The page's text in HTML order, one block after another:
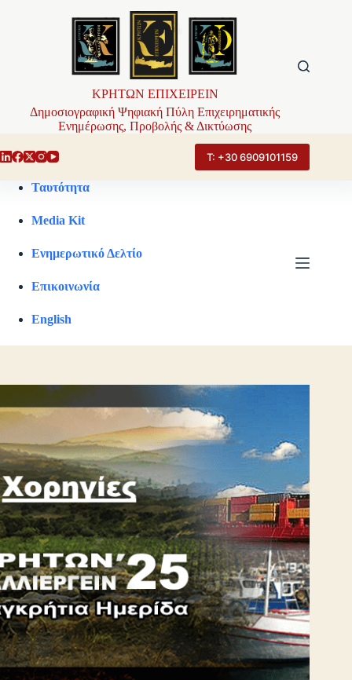
ΚΡΗΤΩΝ ΕΠΙΧΕΙΡΕΙΝ
Δημοσιογραφική Ψηφιακή Πύλη Επιχειρηματικής
Ενημέρωσης, Προβολής & Δικτύωσης
Τ: +30 6909101159
Ταυτότητα
Media Kit
Ενημερωτικό Δελτίο
Επικοινωνία
English